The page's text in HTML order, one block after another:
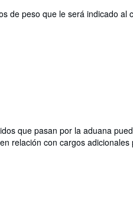
de peso que le será indicado
que pasan por la aduana
relación con cargos